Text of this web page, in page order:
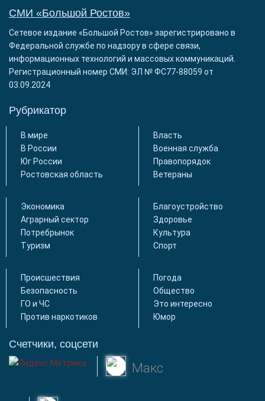
СМИ «Большой Ростов»
Сетевое издание «Большой Ростов» зарегистрировано в
Федеральной службе по надзору в сфере связи,
информационных технологий и массовых коммуникаций.
Регистрационный номер СМИ: ЭЛ № ФС77-88059 от
03.09.2024
Рубрикатор
В мире
В России
Юг России
Ростовская область
Власть
Военная служба
Правопорядок
Ветераны
Экономика
Аграрный сектор
Потребрынок
Туризм
Благоустройство
Здоровье
Культура
Спорт
Происшествия
Безопасность
ГО и ЧС
Против наркотиков
Погода
Общество
Это интересно
Юмор
Счетчики, соцсети
Макс